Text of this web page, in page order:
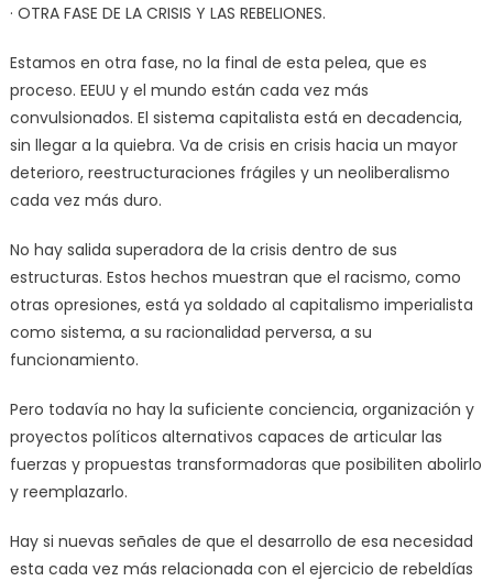
· OTRA FASE DE LA CRISIS Y LAS REBELIONES.
Estamos en otra fase, no la final de esta pelea, que es
proceso. EEUU y el mundo están cada vez más
convulsionados. El sistema capitalista está en decadencia,
sin llegar a la quiebra. Va de crisis en crisis hacia un mayor
deterioro, reestructuraciones frágiles y un neoliberalismo
cada vez más duro.
No hay salida superadora de la crisis dentro de sus
estructuras. Estos hechos muestran que el racismo, como
otras opresiones, está ya soldado al capitalismo imperialista
como sistema, a su racionalidad perversa, a su
funcionamiento.
Pero todavía no hay la suficiente conciencia, organización y
proyectos políticos alternativos capaces de articular las
fuerzas y propuestas transformadoras que posibiliten abolirlo
y reemplazarlo.
Hay si nuevas señales de que el desarrollo de esa necesidad
esta cada vez más relacionada con el ejercicio de rebeldías